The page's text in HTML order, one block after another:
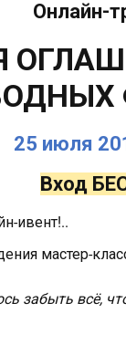
Онлайн-
25 июля
Вход
ивент!..
мастер-
забыть всё,